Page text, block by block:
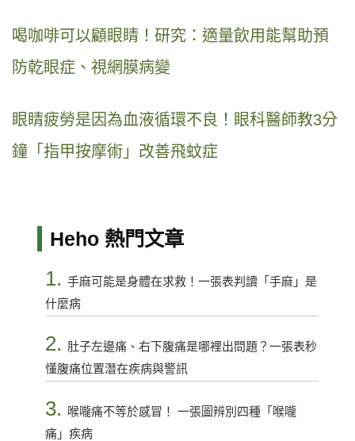
喝咖啡可以顧眼睛！研究：適量飲用能幫助預
防乾眼症、視網膜病變
眼睛疲勞是因為血液循環不良！眼科醫師教3分
鐘「指甲按摩術」改善飛蚊症
Heho 熱門文章
1. 手麻可能是身體在求救！一張表判讀「手麻」是
什麼病
2. 肚子左邊痛、右下腹痛是哪裡出問題？一張表秒
懂腹痛位置潛在疾病與警訊
3.
喉嚨痛不等於感冒！ 一張圖辨別四種「喉嚨
痛」疾病